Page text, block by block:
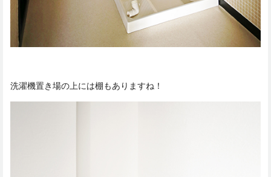
洗濯機置き場の上には棚もありますね！